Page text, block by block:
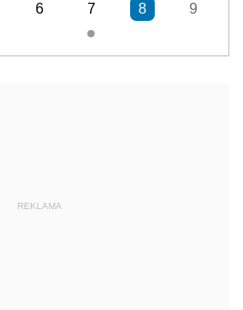
6 7 8 9
REKLAMA